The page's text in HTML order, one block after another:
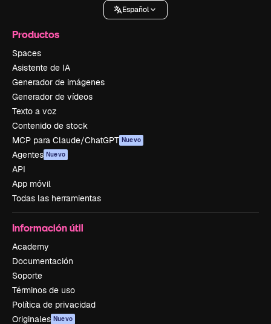
Español
Productos
Spaces
Asistente de IA
Generador de imágenes
Generador de vídeos
Texto a voz
Contenido de stock
MCP para Claude/ChatGPT Nuevo
Agentes Nuevo
API
App móvil
Todas las herramientas
Información útil
Academy
Documentación
Soporte
Términos de uso
Política de privacidad
Originales Nuevo